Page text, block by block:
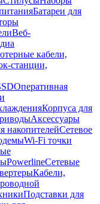
Батареи для
Веб-
кабели,
станции,
Оперативная
Корпуса для
Аксессуары
накопителейСетевое
Wi-Fi точки
PowerlineСетевые
Кабели,
Подставки для